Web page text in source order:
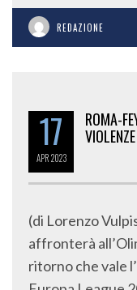
REDAZIONE
17
APR2023
ROMA-
(di Lorenzo
affronterà
ritorno che vale